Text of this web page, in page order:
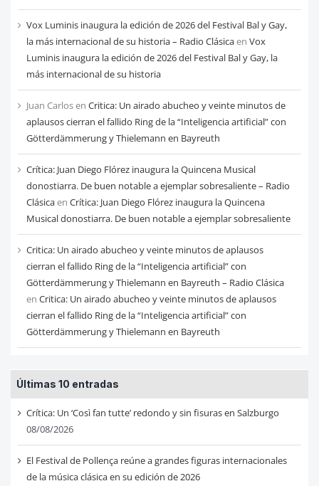
Vox Luminis inaugura la edición de 2026 del Festival Bal y Gay,
la más internacional de su historia – Radio Clásicaen Vox
Luminis inaugura la edición de 2026 del Festival Bal y Gay, la
más internacional de su historia
Juan Carlosen Critica: Un airado abucheo y veinte minutos de
aplausos cierran el fallido Ring de la “Inteligencia artificial” con
Götterdämmerung y Thielemann en Bayreuth
Crítica: Juan Diego Flórez inaugura la Quincena Musical
donostiarra. De buen notable a ejemplar sobresaliente – Radio
Clásicaen Crítica: Juan Diego Flórez inaugura la Quincena
Musical donostiarra. De buen notable a ejemplar sobresaliente
Critica: Un airado abucheo y veinte minutos de aplausos
cierran el fallido Ring de la “Inteligencia artificial” con
Götterdämmerung y Thielemann en Bayreuth – Radio Clásica
en Critica: Un airado abucheo y veinte minutos de aplausos
cierran el fallido Ring de la “Inteligencia artificial” con
Götterdämmerung y Thielemann en Bayreuth
Últimas 10 entradas
Crítica: Un ‘Così fan tutte’ redondo y sin fisuras en Salzburgo
08/08/2026
El Festival de Pollença reúne a grandes figuras internacionales
de la música clásica en su edición de 2026